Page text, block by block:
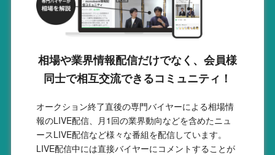
相場や業界情報配信だけでなく、会員様
同士で相互交流できるコミュニティ！
オークション終了直後の専門バイヤーによる相場情
報のLIVE配信、月1回の業界動向などを含めたニュ
ースLIVE配信など様々な番組を配信しています。
LIVE配信中には直接バイヤーにコメントすることが